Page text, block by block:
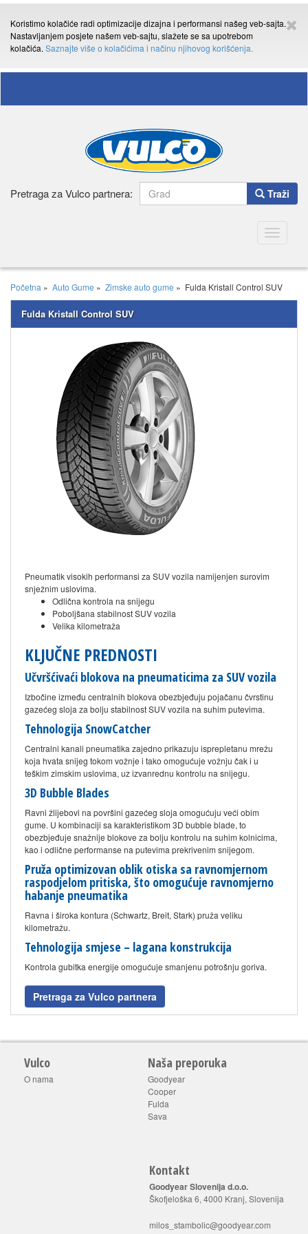
Koristimo kolačiće radi optimizacije dizajna i performansi našeg veb-sajta.
Nastavljanjem posjete našem veb-sajtu, slažete se sa upotrebom
kolačića. Saznajte više o kolačićima i načinu njihovog korišćenja.
Pretraga za Vulco partnera: Traži
Toggle
Početna » Auto Gume » Zimske auto gume » Fulda Kristall Control SUV
Fulda Kristall Control SUV
Pneumatik visokih performansi za SUV vozila namijenjen surovim
snježnim uslovima.
Odlična kontrola na snijegu
Poboljšana stabilnost SUV vozila
Velika kilometraža
KLJUČNE PREDNOSTI
Učvršćivaći blokova na pneumaticima za SUV vozila
Izbočine između centralnih blokova obezbjeđuju pojačanu čvrstinu
gazećeg sloja za bolju stabilnost SUV vozila na suhim putevima.
Tehnologija SnowCatcher
Centralni kanali pneumatika zajedno prikazuju isprepletanu mrežu
koja hvata snijeg tokom vožnje i tako omogućuje vožnju čak i u
teškim zimskim uslovima, uz izvanrednu kontrolu na snijegu.
3D Bubble Blades
Ravni žlijebovi na površini gazećeg sloja omogućuju veći obim
gume. U kombinaciji sa karakteristikom 3D bubble blade, to
obezbjeđuje snažnije blokove za bolju kontrolu na suhim kolnicima,
kao i odlične performanse na putevima prekrivenim snijegom.
Pruža optimizovan oblik otiska sa ravnomjernom
raspodjelom pritiska, što omogućuje ravnomjerno
habanje pneumatika
Ravna i široka kontura (Schwartz, Breit, Stark) pruža veliku
kilometražu.
Tehnologija smjese – lagana konstrukcija
Kontrola gubitka energije omogućuje smanjenu potrošnju goriva.
Pretraga za Vulco partnera
Vulco
O nama
Naša preporuka
Goodyear
Cooper
Fulda
Sava
Kontakt
Goodyear Slovenija d.o.o.
Škofjeloška 6, 4000 Kranj, Slovenija
milos_stambolic@goodyear.com